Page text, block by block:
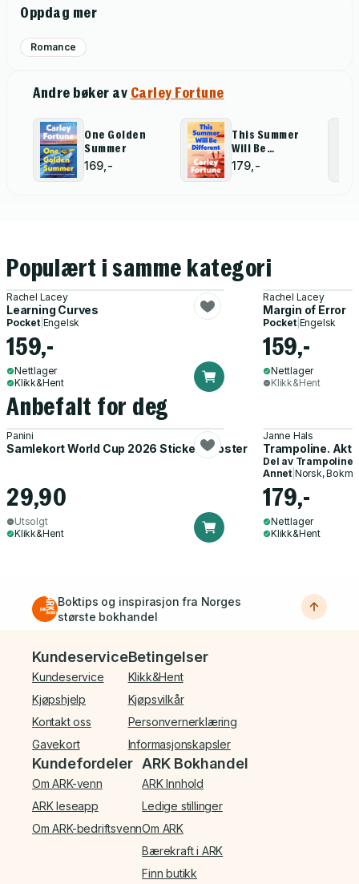
Oppdag mer
Romance
Andre bøker av Carley Fortune
One Golden
Summer
169,-
This Summer
Will Be
Different
179,-
Populært i samme kategori
Rachel Lacey
Learning Curves
Pocket| Engelsk
159,-
Nettlager
Klikk&Hent
Rachel Lacey
Margin of Error
Pocket| Engelsk
159,-
Nettlager
Klikk&Hent
Anbefalt for deg
Panini
Samlekort World Cup 2026 Sticker Booster
29,90
Utsolgt
Klikk&Hent
Janne Hals
Trampoline.
Del av Trampoline
Annet| Norsk,
179,-
Nettlager
Klikk&Hent
Boktips og inspirasjon fra Norges
største bokhandel
Bunnmeny
Kundeservice
Kundeservice
Kjøpshjelp
Kontakt oss
Gavekort
Betingelser
Klikk&Hent
Kjøpsvilkår
Personvernerklæring
Informasjonskapsler
Kundefordeler
Om ARK-venn
ARK leseapp
Om ARK-bedriftsvenn
ARK Bokhandel
ARK Innhold
Ledige stillinger
Om ARK
Bærekraft i ARK
Finn butikk